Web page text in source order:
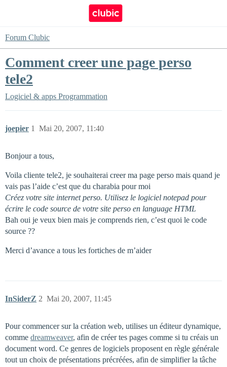
Forum Clubic
Comment creer une page perso
tele2
Logiciel & apps Programmation
joepier Mai 20, 2007, 11:40
1
Bonjour a tous,
Voila cliente tele2, je souhaiterai creer ma page perso mais quand je
vais pas l’aide c’est que du charabia pour moi
Créez votre site internet perso. Utilisez le logiciel notepad pour
écrire le code source de votre site perso en language HTML
Bah oui je veux bien mais je comprends rien, c’est quoi le code
source ??
Merci d’avance a tous les fortiches de m’aider
InSiderZ Mai 20, 2007, 11:45
2
Pour commencer sur la création web, utilises un éditeur dynamique,
comme dreamweaver, afin de créer tes pages comme si tu créais un
document word. Ce genres de logiciels proposent en règle générale
tout un choix de présentations précréées, afin de simplifier la tâche